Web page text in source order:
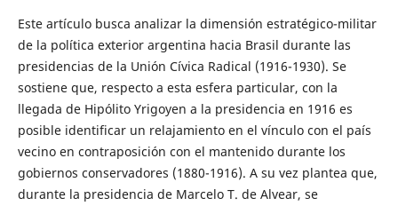
Este artículo busca analizar la dimensión estratégico-militar
de la política exterior argentina hacia Brasil durante las
presidencias de la Unión Cívica Radical (1916-1930). Se
sostiene que, respecto a esta esfera particular, con la
llegada de Hipólito Yrigoyen a la presidencia en 1916 es
posible identificar un relajamiento en el vínculo con el país
vecino en contraposición con el mantenido durante los
gobiernos conservadores (1880-1916). A su vez plantea que,
durante la presidencia de Marcelo T. de Alvear, se